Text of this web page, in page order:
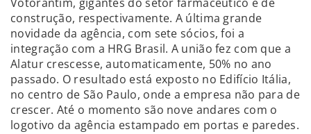
Votorantim, gigantes do setor farmacêutico e de
construção, respectivamente. A última grande
novidade da agência, com sete sócios, foi a
integração com a HRG Brasil. A união fez com que a
Alatur crescesse, automaticamente, 50% no ano
passado. O resultado está exposto no Edifício Itália,
no centro de São Paulo, onde a empresa não para de
crescer. Até o momento são nove andares com o
logotivo da agência estampado em portas e paredes.